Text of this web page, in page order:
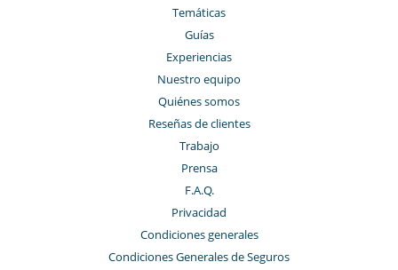
Temáticas
Guías
Experiencias
Nuestro equipo
Quiénes somos
Reseñas de clientes
Trabajo
Prensa
F.A.Q.
Privacidad
Condiciones generales
Condiciones Generales de Seguros